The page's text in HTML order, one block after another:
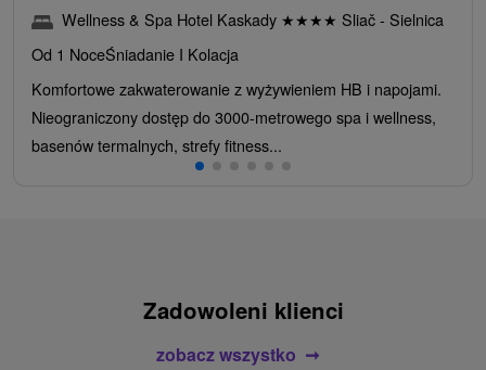
Wellness & Spa Hotel Kaskady ★★★★ Sliač - Sielnica
Od 1 NoceŚniadanie I Kolacja
Komfortowe zakwaterowanie z wyżywieniem HB i napojami.
Nieograniczony dostęp do 3000-metrowego spa i wellness,
basenów termalnych, strefy fitness...
Zadowoleni klienci
zobacz wszystko